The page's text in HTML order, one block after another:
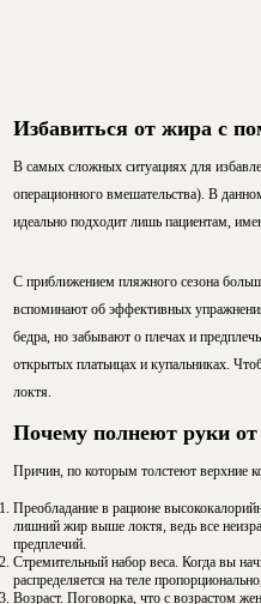
Избавиться от жира с
В самых сложных ситуациях для
операционного вмешательства). В
идеально подходит лишь пациентам,
С приближением пляжного сезона
вспоминают об эффективных
бедра, но забывают о плечах и
открытых платьицах и купальниках.
локтя.
Почему полнеют руки от
Причин, по которым толстеют верхние
Преобладание в рационе
лишний жир выше локтя, ведь все
предплечий.
Стремительный набор веса. Когда вы
распределяется на теле
Возраст. Поговорка, что с возрастом